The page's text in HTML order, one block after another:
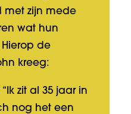
met zijn mede
wat hun
de
kreeg:
“Ik zit al 35 jaar in
nog het een